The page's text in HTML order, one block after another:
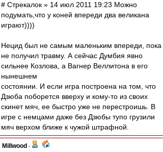
# Стрекалок » 14 июл 2011 19:23 Можно
подумать,что у коней впереди два великана
играют))))
Нецид был не самым маленьким впереди, пока
не получил травму. А сейчас Думбия явно
сильнее Козлова, а Вагнер Веллитона в его
нынешнем
состоянии. И если игра построена на том, что
Дзюба поборется вверху и кому-то из своих
скинет мяч, ее быстро уже не перестроишь. В
игре с немцами даже без Дзюбы тупо грузили
мяч верхом ближе к чужой штрафной.
Millwood -